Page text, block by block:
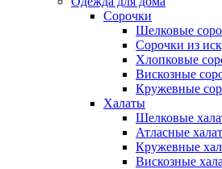
Сорочки
Шелковые
Сорочки из
Хлопковые
Вискозные
Кружевные
Халаты
Шелковые
Атласные
Кружевные
Вискозные